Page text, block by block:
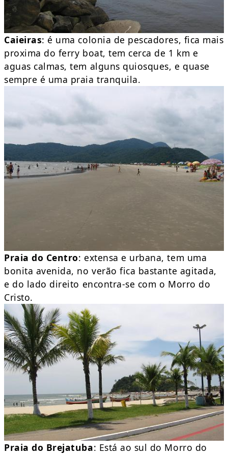
Caieiras: é uma colonia de pescadores, fica mais
proxima do ferry boat, tem cerca de 1 km e
aguas calmas, tem alguns quiosques, e quase
sempre é uma praia tranquila.
Praia do Centro: extensa e urbana, tem uma
bonita avenida, no verão fica bastante agitada,
e do lado direito encontra-se com o Morro do
Cristo.
Praia do Brejatuba: Está ao sul do Morro do